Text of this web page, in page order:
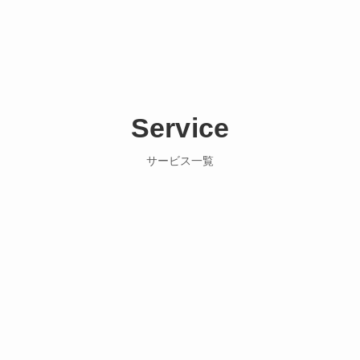
Service
サービス一覧